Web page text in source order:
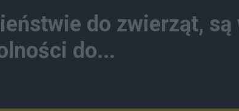
do zwierząt,
do...